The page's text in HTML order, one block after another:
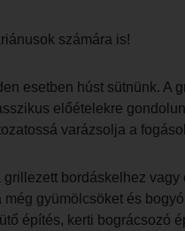
számára is!
esetben húst sütnünk.
előételekre
varázsolja a
grillezett bordáskelhez
még gyümölcsöket és
építés, kerti bográcsozó